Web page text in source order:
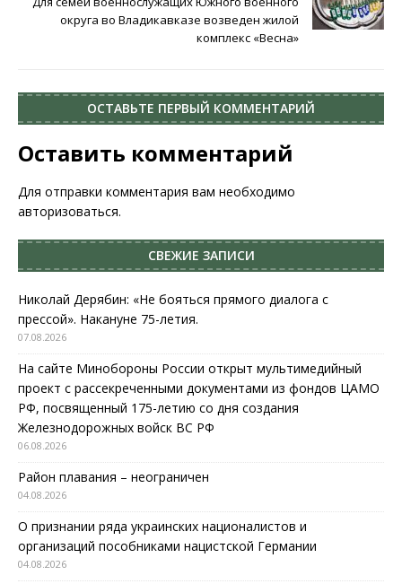
округа во Владикавказе возведен жилой
комплекс «Весна»
ОСТАВЬТЕ ПЕРВЫЙ КОММЕНТАРИЙ
Оставить комментарий
Для отправки комментария вам необходимо
авторизоваться.
СВЕЖИЕ ЗАПИСИ
Николай Дерябин: «Не бояться прямого диалога с
прессой». Накануне 75-летия.
07.08.2026
На сайте Минобороны России открыт мультимедийный
проект с рассекреченными документами из фондов ЦАМО
РФ, посвященный 175-летию со дня создания
Железнодорожных войск ВС РФ
06.08.2026
Район плавания – неограничен
04.08.2026
О признании ряда украинских националистов и
организаций пособниками нацистской Германии
04.08.2026